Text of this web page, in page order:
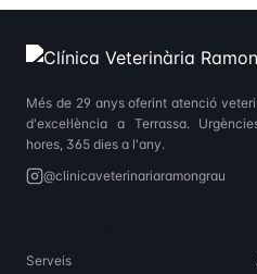
Més de 29 anys oferint atenció
d'excel·lència a Terrassa.
hores, 365 dies a l'any.
@clinicaveterinariaramongrau
Serveis